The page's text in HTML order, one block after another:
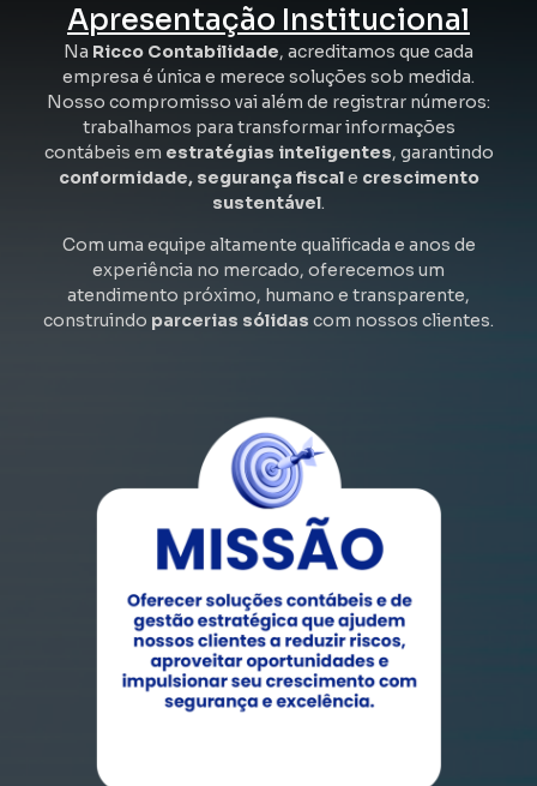
Apresentação Institucional
Na Ricco Contabilidade, acreditamos que cada
empresa é única e merece soluções sob medida.
Nosso compromisso vai além de registrar números:
trabalhamos para transformar informações
contábeis em estratégias inteligentes, garantindo
conformidade, segurança fiscale crescimento
sustentável.
Com uma equipe altamente qualificada e anos de
experiência no mercado, oferecemos um
atendimento próximo, humano e transparente,
construindo parcerias sólidas com nossos clientes.